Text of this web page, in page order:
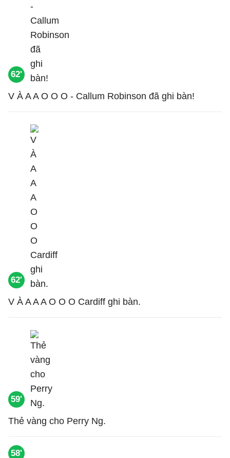
62'
V À A A O O O - Callum Robinson đã ghi bàn!
62'
V À A A A O O O Cardiff ghi bàn.
59'
Thẻ vàng cho Perry Ng.
58'